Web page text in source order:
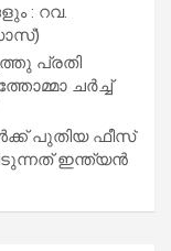
: റവ.
പ്രതി
ചർച്ച്
പുതിയ ഫീസ്
ഇന്ത്യൻ